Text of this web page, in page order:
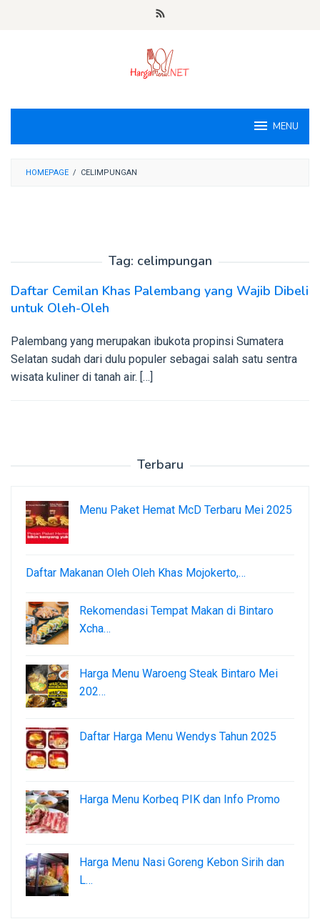
MENU
HOMEPAGE / CELIMPUNGAN
Tag: celimpungan
Daftar Cemilan Khas Palembang yang Wajib Dibeli
untuk Oleh-Oleh
Palembang yang merupakan ibukota propinsi Sumatera
Selatan sudah dari dulu populer sebagai salah satu sentra
wisata kuliner di tanah air. […]
Terbaru
Menu Paket Hemat McD Terbaru Mei 2025
Daftar Makanan Oleh Oleh Khas Mojokerto,…
Rekomendasi Tempat Makan di Bintaro
Xcha…
Harga Menu Waroeng Steak Bintaro Mei
202…
Daftar Harga Menu Wendys Tahun 2025
Harga Menu Korbeq PIK dan Info Promo
Harga Menu Nasi Goreng Kebon Sirih dan
L…